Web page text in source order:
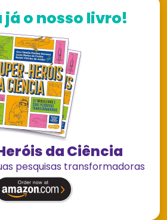
o nosso livro!
da Ciência
pesquisas transformadoras